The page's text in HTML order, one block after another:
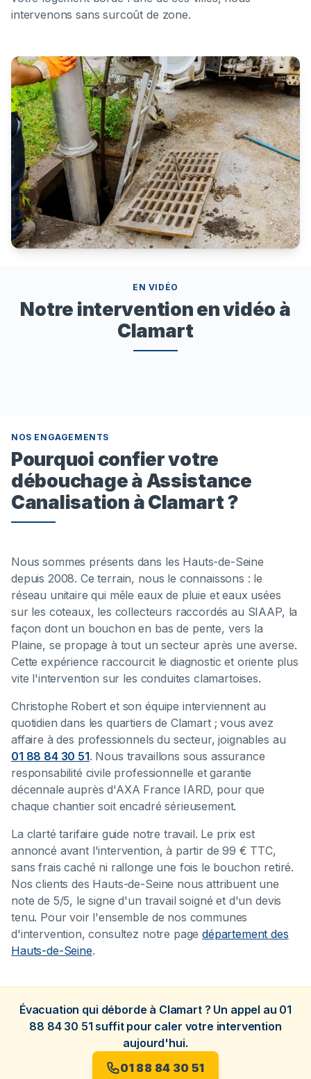
intervenons sans surcoût de zone.
EN VIDÉO
Notre intervention en vidéo à
Clamart
NOS ENGAGEMENTS
Pourquoi confier votre
débouchage à Assistance
Canalisation à Clamart ?
Nous sommes présents dans les Hauts-de-Seine
depuis 2008. Ce terrain, nous le connaissons : le
réseau unitaire qui mêle eaux de pluie et eaux usées
sur les coteaux, les collecteurs raccordés au SIAAP, la
façon dont un bouchon en bas de pente, vers la
Plaine, se propage à tout un secteur après une averse.
Cette expérience raccourcit le diagnostic et oriente plus
vite l'intervention sur les conduites clamartoises.
Christophe Robert et son équipe interviennent au
quotidien dans les quartiers de Clamart ; vous avez
affaire à des professionnels du secteur, joignables au
01 88 84 30 51. Nous travaillons sous assurance
responsabilité civile professionnelle et garantie
décennale auprès d'AXA France IARD, pour que
chaque chantier soit encadré sérieusement.
La clarté tarifaire guide notre travail. Le prix est
annoncé avant l'intervention, à partir de 99 € TTC,
sans frais caché ni rallonge une fois le bouchon retiré.
Nos clients des Hauts-de-Seine nous attribuent une
note de 5/5, le signe d'un travail soigné et d'un devis
tenu. Pour voir l'ensemble de nos communes
d'intervention, consultez notre pagedépartement des
Hauts-de-Seine.
Évacuation qui déborde à Clamart ? Un appel au 01
88 84 30 51 suffit pour caler votre intervention
aujourd'hui.
01 88 84 30 51